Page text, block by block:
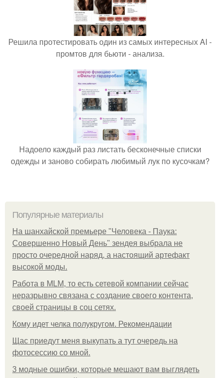
Решила протестировать один из самых интересных AI -
промтов для бьюти - анализа.
Надоело каждый раз листать бесконечные списки
одежды и заново собирать любимый лук по кусочкам?
Популярные материалы
На шанхайской премьере "Человека - Паука:
Совершенно Новый День" зендея выбрала не
просто очередной наряд, а настоящий артефакт
высокой моды.
Работа в MLM, то есть сетевой компании сейчас
неразрывно связана с создание своего контента,
своей страницы в соц сетях.
Кому идет челка полукругом. Рекомендации
Щас приедут меня выкупать а тут очередь на
фотосессию со мной.
3 модные ошибки, которые мешают вам выглядеть